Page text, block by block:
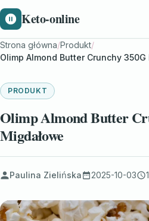
Keto-online
Strona główna/Produkt/
Olimp Almond Butter Crunchy 350G
PRODUKT
Olimp Almond Butter
Migdałowe
Paulina Zielińska 2025-10-03